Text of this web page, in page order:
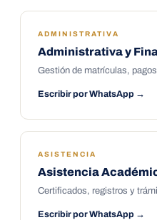
ADMINISTRATIVA
Administrativa y
Gestión de matrículas,
Escribir por WhatsApp →
ASISTENCIA
Asistencia
Certificados, registros y
Escribir por WhatsApp →